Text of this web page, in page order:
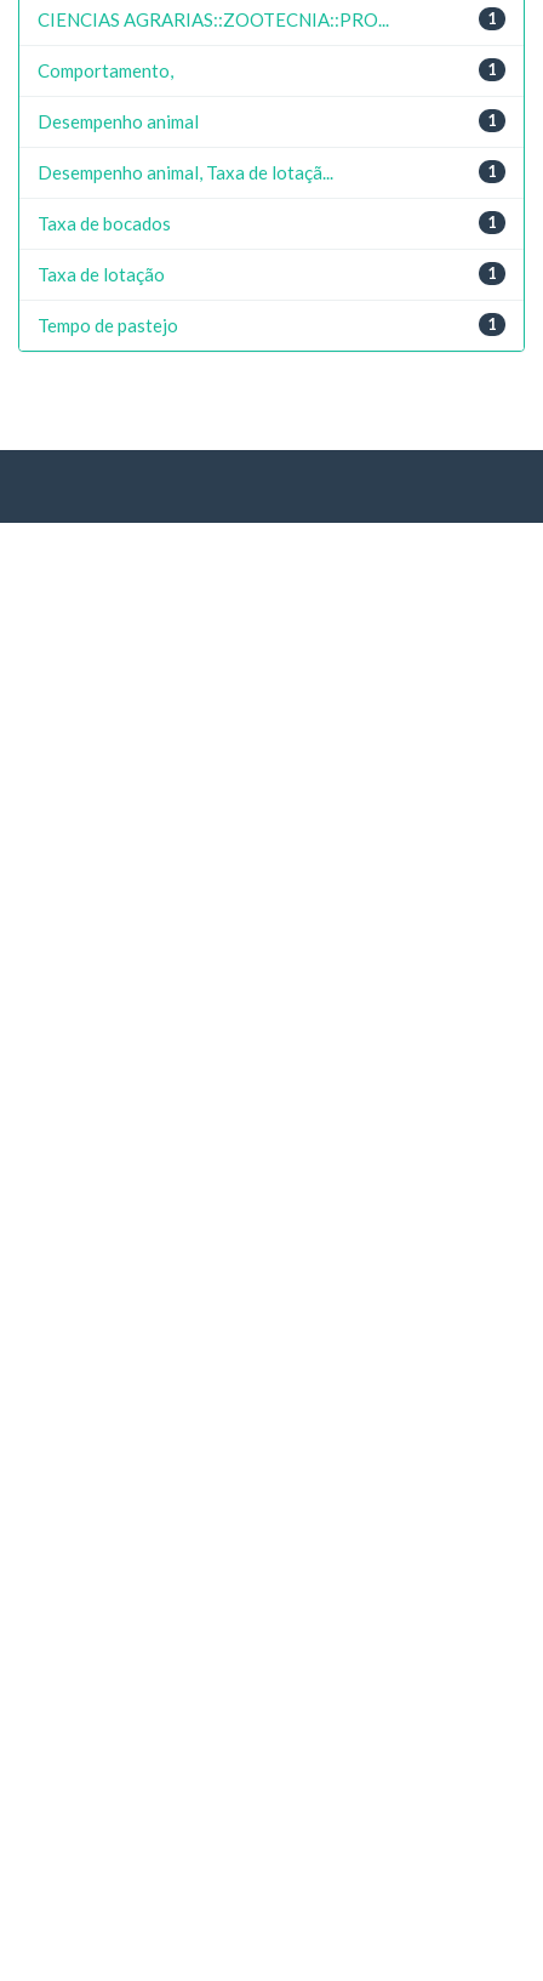
1
CIENCIAS AGRARIAS::ZOOTECNIA::PRO...
1
Comportamento,
1
Desempenho animal
1
Desempenho animal, Taxa de lotaçã...
1
Taxa de bocados
1
Taxa de lotação
1
Tempo de pastejo